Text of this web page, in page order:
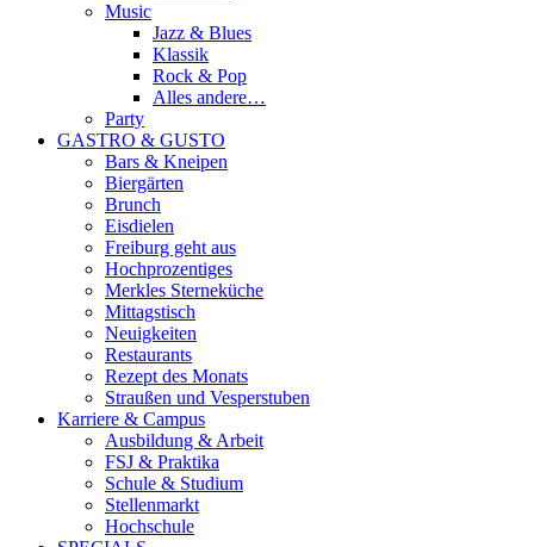
Music
Jazz & Blues
Klassik
Rock & Pop
Alles andere…
Party
GASTRO & GUSTO
Bars & Kneipen
Biergärten
Brunch
Eisdielen
Freiburg geht aus
Hochprozentiges
Merkles Sterneküche
Mittagstisch
Neuigkeiten
Restaurants
Rezept des Monats
Straußen und Vesperstuben
Karriere & Campus
Ausbildung & Arbeit
FSJ & Praktika
Schule & Studium
Stellenmarkt
Hochschule